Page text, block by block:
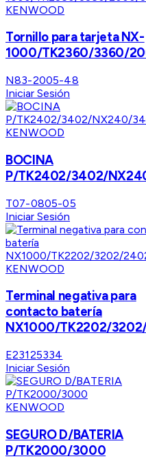
KENWOOD
Tornillo para tarjeta NX-
1000/TK2360/3360/
N83-2005-48
Iniciar Sesión
KENWOOD
BOCINA
P/TK2402/3402/
T07-0805-05
Iniciar Sesión
KENWOOD
Terminal negativa para
contacto batería
NX1000/TK2202/
E23125334
Iniciar Sesión
KENWOOD
SEGURO D/BATERIA
P/TK2000/3000